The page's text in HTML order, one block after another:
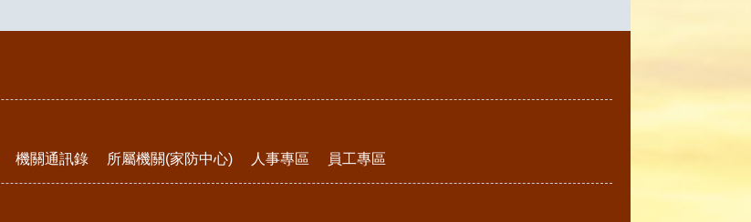
機關通訊錄 所屬機關(家防中心) 人事專區 員工專區